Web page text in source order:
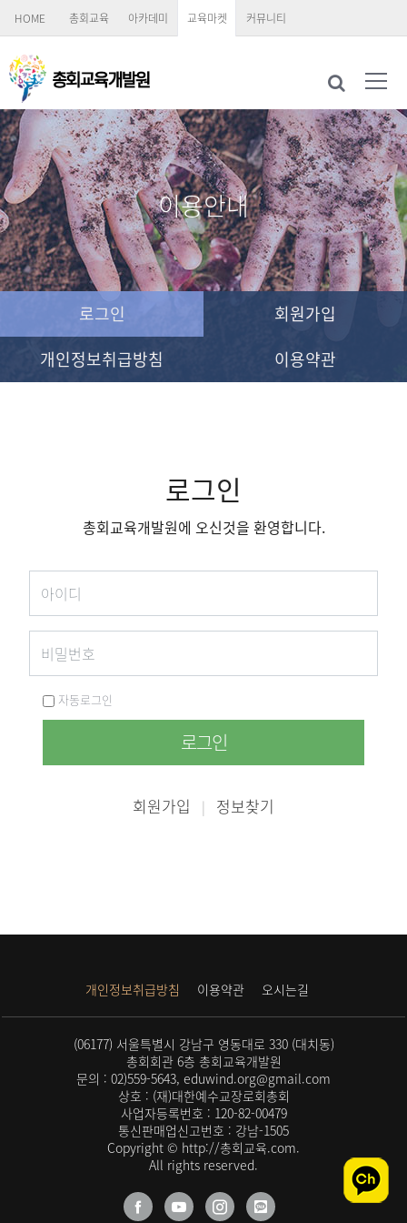
HOME 총회교육 아카데미 교육마켓 커뮤니티
이용안내
로그인
회원가입
개인정보취급방침
이용약관
로그인
총회교육개발원에 오신것을 환영합니다.
자동로그인
로그인
회원가입 | 정보찾기
개인정보취급방침 이용약관 오시는길
(06177) 서울특별시 강남구 영동대로 330 (대치동)
총회회관 6층 총회교육개발원
문의 : 02)559-5643, eduwind.org@gmail.com
상호 : (재)대한예수교장로회총회
사업자등록번호 : 120-82-00479
통신판매업신고번호 : 강남-1505
Copyright © http://총회교육.com.
All rights reserved.